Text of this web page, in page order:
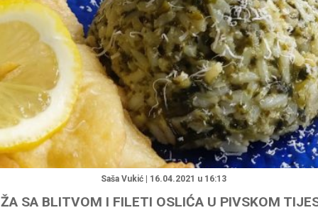
"
Saša Vukić | 16.04.2021 u 16:13
SA BLITVOM I FILETI OSLIĆA U PIVSKOM